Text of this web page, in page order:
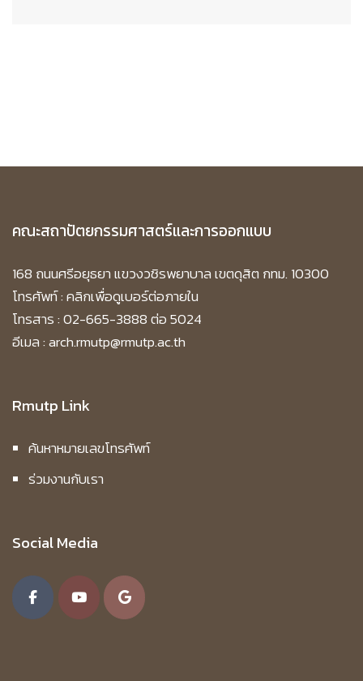
คณะสถาปัตยกรรมศาสตร์และการออกแบบ
168 ถนนศรีอยุธยา แขวงวชิรพยาบาล เขตดุสิต กทม. 10300
โทรศัพท์ :คลิกเพื่อดูเบอร์ต่อภายใน
โทรสาร : 02-665-3888 ต่อ 5024
อีเมล : arch.rmutp@rmutp.ac.th
Rmutp Link
ค้นหาหมายเลขโทรศัพท์
ร่วมงานกับเรา
Social Media